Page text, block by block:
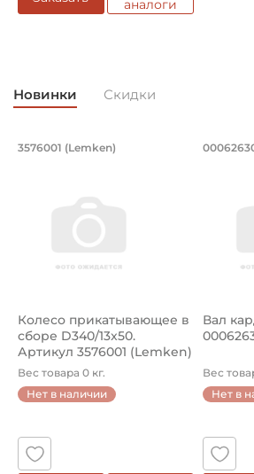
18000 Nm
Смазка:
Страна происхождения:
аналоги
Новинки Скидки
Колесо
3576001 (Lemken)
Колесо прикатывающее в
сборе D340/13x50.
Артикул 3576001 (Lemken)
Вес товара 0 кг.
Нет в наличии
Вал
Вал
Вес
Нет в